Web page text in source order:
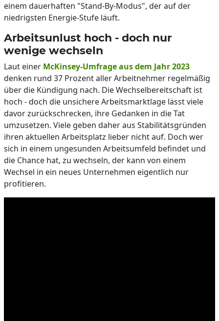
einem dauerhaften "Stand-By-Modus", der auf der
niedrigsten Energie-Stufe läuft.
Arbeitsunlust hoch - doch nur
wenige wechseln
Laut einer McKinsey-Umfrage aus dem Jahr 2023
denken rund 37 Prozent aller Arbeitnehmer regelmäßig
über die Kündigung nach. Die Wechselbereitschaft ist
hoch - doch die unsichere Arbeitsmarktlage lässt viele
davor zurückschrecken, ihre Gedanken in die Tat
umzusetzen. Viele geben daher aus Stabilitätsgründen
ihren aktuellen Arbeitsplatz lieber nicht auf. Doch wer
sich in einem ungesunden Arbeitsumfeld befindet und
die Chance hat, zu wechseln, der kann von einem
Wechsel in ein neues Unternehmen eigentlich nur
profitieren.